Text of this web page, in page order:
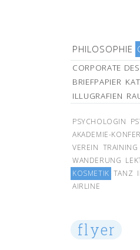
PHILOSOPHIE
CORPORATE
BRIEFPAPIER
ILLUGRAFIEN
PSYCHOLOGIN
AKADEMIE-
VEREIN TRAINING
WANDERUNG
KOSMETIK TANZ
AIRLINE
flyer